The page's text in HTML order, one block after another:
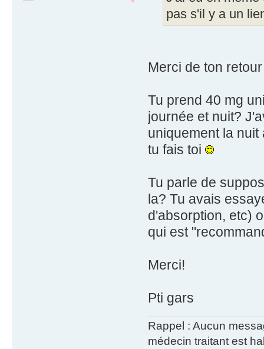
pas s'il y a un
Merci de ton
Tu prend 40 mg
journée et nuit?
uniquement la
tu fais toi
Tu parle de
la? Tu avais
d'absorption, etc)
qui est
Merci!
Pti gars
Rappel : Aucun
médecin traitant est